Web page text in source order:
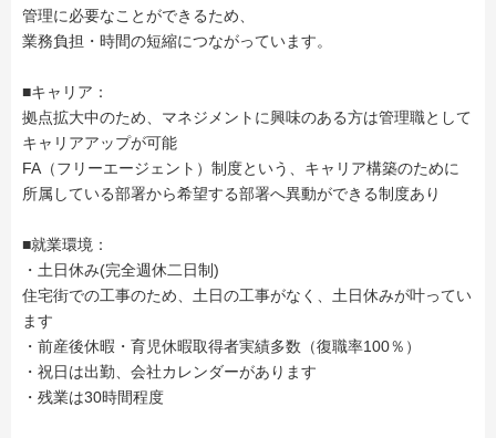
管理に必要なことができるため、
業務負担・時間の短縮につながっています。
■キャリア：
拠点拡大中のため、マネジメントに興味のある方は管理職として
キャリアアップが可能
FA（フリーエージェント）制度という、キャリア構築のために
所属している部署から希望する部署へ異動ができる制度あり
■就業環境：
・土日休み(完全週休二日制)
住宅街での工事のため、土日の工事がなく、土日休みが叶ってい
ます
・前産後休暇・育児休暇取得者実績多数（復職率100％）
・祝日は出勤、会社カレンダーがあります
・残業は30時間程度